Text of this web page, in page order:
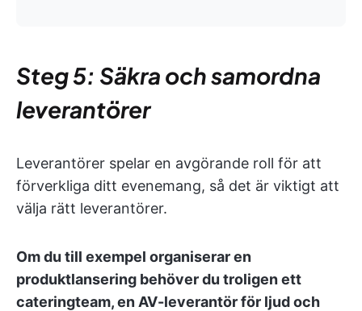
Steg 5: Säkra och samordna
leverantörer
Leverantörer spelar en avgörande roll för att
förverkliga ditt evenemang, så det är viktigt att
välja rätt leverantörer.
Om du till exempel organiserar en
produktlansering behöver du troligen ett
cateringteam, en AV-leverantör för ljud och